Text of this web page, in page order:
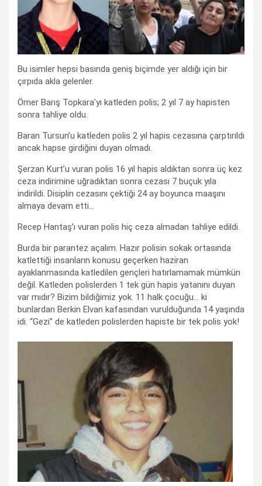
Bu isimler hepsi basında geniş biçimde yer aldığı için bir
çırpıda akla gelenler.
Ömer Barış Topkara’yı katleden polis; 2 yıl 7 ay hapisten
sonra tahliye oldu.
Baran Tursun’u katleden polis 2 yıl hapis cezasına çarptırıldı
ancak hapse girdiğini duyan olmadı.
Şerzan Kurt’u vuran polis 16 yıl hapis aldıktan sonra üç kez
ceza indirimine uğradıktan sonra cezası 7 buçuk yıla
indirildi. Disiplin cezasını çektiği 24 ay boyunca maaşını
almaya devam etti…
Recep Hantaş’ı vuran polis hiç ceza almadan tahliye edildi.
Burda bir parantez açalım. Hazır polisin sokak ortasında
katlettiği insanların konusu geçerken haziran
ayaklanmasında katledilen gençleri hatırlamamak mümkün
değil. Katleden polislerden 1 tek gün hapis yatanını duyan
var mıdır? Bizim bildiğimiz yok. 11 halk çocuğu… ki
bunlardan Berkin Elvan kafasından vurulduğunda 14 yaşında
idi. “Gezi” de katleden polislerden hapiste bir tek polis yok!